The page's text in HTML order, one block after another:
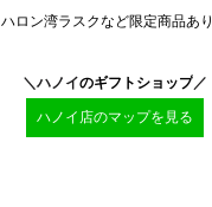
ハロン湾ラスクなど限定商品あり
＼ハノイのギフトショップ／
ハノイ店のマップを見る